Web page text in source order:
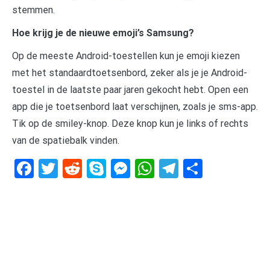
stemmen.
Hoe krijg je de nieuwe emoji’s Samsung?
Op de meeste Android-toestellen kun je emoji kiezen
met het standaardtoetsenbord, zeker als je je Android-
toestel in de laatste paar jaren gekocht hebt. Open een
app die je toetsenbord laat verschijnen, zoals je sms-app.
Tik op de smiley-knop. Deze knop kun je links of rechts
van de spatiebalk vinden.
Facebook
Twitter
RedditSkypeMessenger
WhatsApp
Telegram